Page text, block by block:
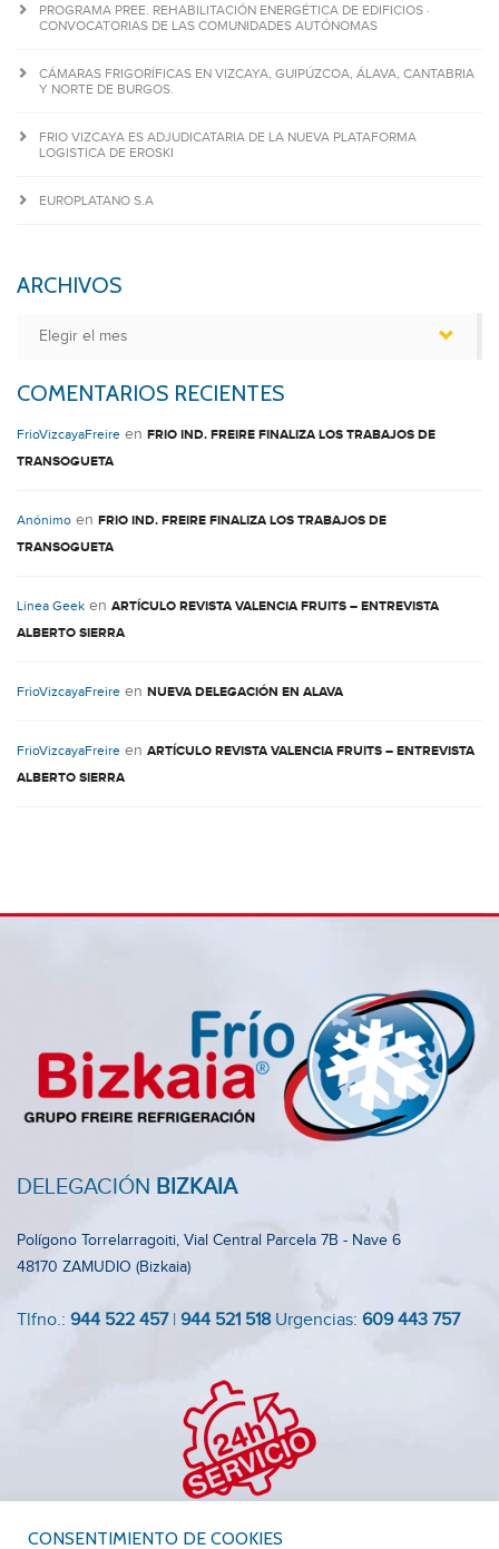
PROGRAMA PREE. REHABILITACIÓN ENERGÉTICA DE EDIFICIOS ·
CONVOCATORIAS DE LAS COMUNIDADES AUTÓNOMAS
CÁMARAS FRIGORÍFICAS EN VIZCAYA, GUIPÚZCOA, ÁLAVA, CANTABRIA
Y NORTE DE BURGOS.
FRIO VIZCAYA ES ADJUDICATARIA DE LA NUEVA PLATAFORMA
LOGISTICA DE EROSKI
EUROPLATANO S.A
ARCHIVOS
COMENTARIOS RECIENTES
FrioVizcayaFreire en FRIO IND. FREIRE FINALIZA LOS TRABAJOS DE
TRANSOGUETA
Anónimo en FRIO IND. FREIRE FINALIZA LOS TRABAJOS DE
TRANSOGUETA
Linea Geek en ARTÍCULO REVISTA VALENCIA FRUITS – ENTREVISTA
ALBERTO SIERRA
FrioVizcayaFreire en NUEVA DELEGACIÓN EN ALAVA
FrioVizcayaFreire en ARTÍCULO REVISTA VALENCIA FRUITS – ENTREVISTA
ALBERTO SIERRA
DELEGACIÓN BIZKAIA
Polígono Torrelarragoiti, Vial Central Parcela 7B - Nave 6
48170 ZAMUDIO (Bizkaia)
Tlfno.: 944 522 457 | 944 521 518 Urgencias: 609 443 757
CONSENTIMIENTO DE COOKIES